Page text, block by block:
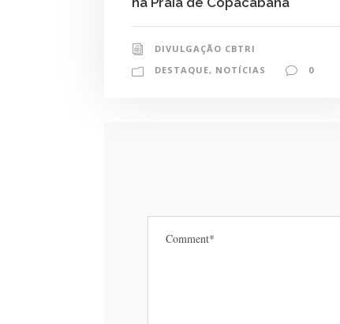
DIVULGAÇÃO CBTRI
DESTAQUE, NOTÍCIAS 0